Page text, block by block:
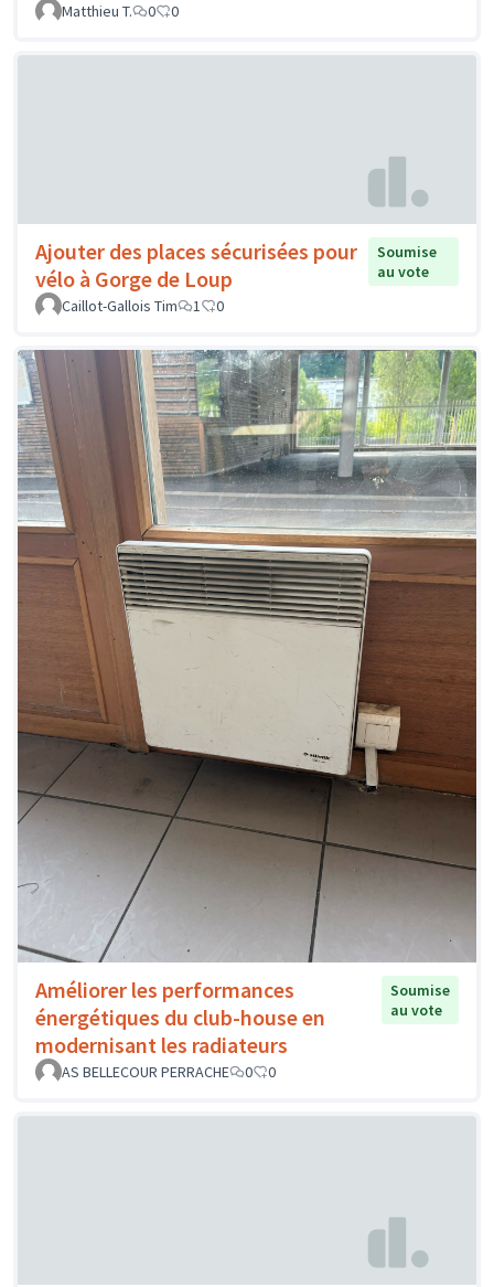
Matthieu T.
0 0
Ajouter des places sécurisées pour
vélo à Gorge de Loup
Soumise
au vote
Caillot-Gallois Tim
1 0
Améliorer les performances
énergétiques du club-house en
modernisant les radiateurs
Soumise
au vote
AS BELLECOUR PERRACHE 0 0